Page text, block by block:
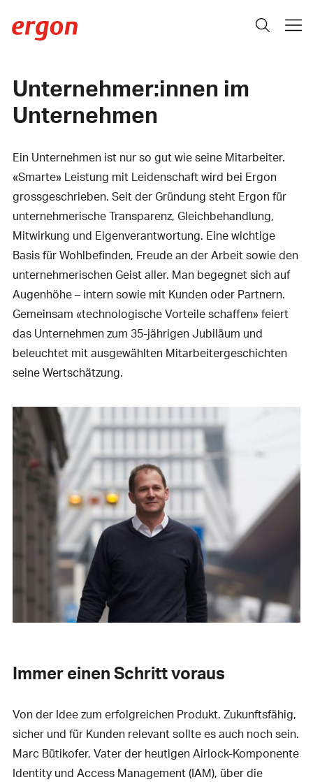
Unternehmer:innen im
Unternehmen
Ein Unternehmen ist nur so gut wie seine Mitarbeiter.
«Smarte» Leistung mit Leidenschaft wird bei Ergon
grossgeschrieben. Seit der Gründung steht Ergon für
unternehmerische Transparenz, Gleichbehandlung,
Mitwirkung und Eigenverantwortung. Eine wichtige
Basis für Wohlbefinden, Freude an der Arbeit sowie den
unternehmerischen Geist aller. Man begegnet sich auf
Augenhöhe – intern sowie mit Kunden oder Partnern.
Gemeinsam «technologische Vorteile schaffen» feiert
das Unternehmen zum 35-jährigen Jubiläum und
beleuchtet mit ausgewählten Mitarbeitergeschichten
seine Wertschätzung.
Immer einen Schritt voraus
Von der Idee zum erfolgreichen Produkt. Zukunftsfähig,
sicher und für Kunden relevant sollte es auch noch sein.
Marc Bütikofer, Vater der heutigen Airlock-Komponente
Identity und Access Management (IAM), über die